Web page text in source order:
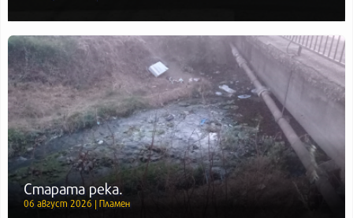
Старата река.
06 август 2026 | Пламен